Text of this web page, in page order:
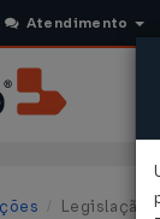
Atendimento
Legislação